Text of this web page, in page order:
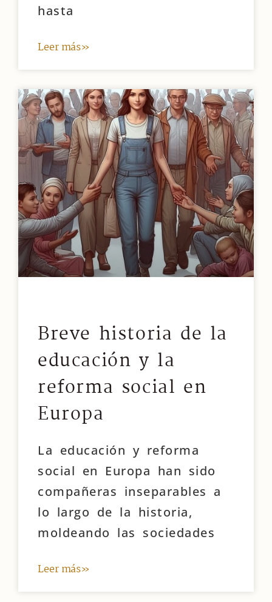
hasta
Leer más»
Breve historia de la
educación y la
reforma social en
Europa
La educación y reforma
social en Europa han sido
compañeras inseparables a
lo largo de la historia,
moldeando las sociedades
Leer más»